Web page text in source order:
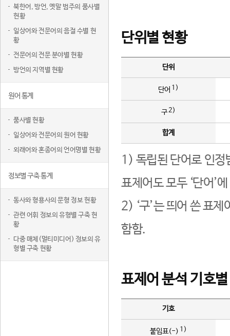
북한어, 방언, 옛말 범주의 품사별
현황
일상어와 전문어의 음절 수별 현
황
전문어의 전문 분야별 현황
방언의 지역별 현황
원어 통계
품사별 현황
일상어와 전문어의 원어 현황
외래어와 혼종어의 언어명별 현황
정보별 구축 통계
동사와 형용사의 문형 정보 현황
관련 어휘 정보의 유형별 구축 현
황
다중 매체(멀티미디어) 정보의 유
형별 구축 현황
단위별 현황
단위
단어 1)
구2)
합계
1) 독립된 단어로 인정
표제어도 모두 ‘단어’
2) ‘구’는 띄어 쓴 표
함함.
표제어 분석 기호
기호
붙임표(-) 1)